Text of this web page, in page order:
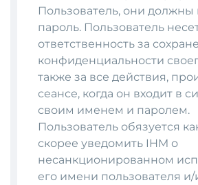
Пользователь, они должны
пароль. Пользователь
ответственность за
конфиденциальности
также за все действия,
сеансе, когда он входит в
своим именем и паролем.
Пользователь обязуется
скорее уведомить IHM о
несанкционированном
его имени пользователя